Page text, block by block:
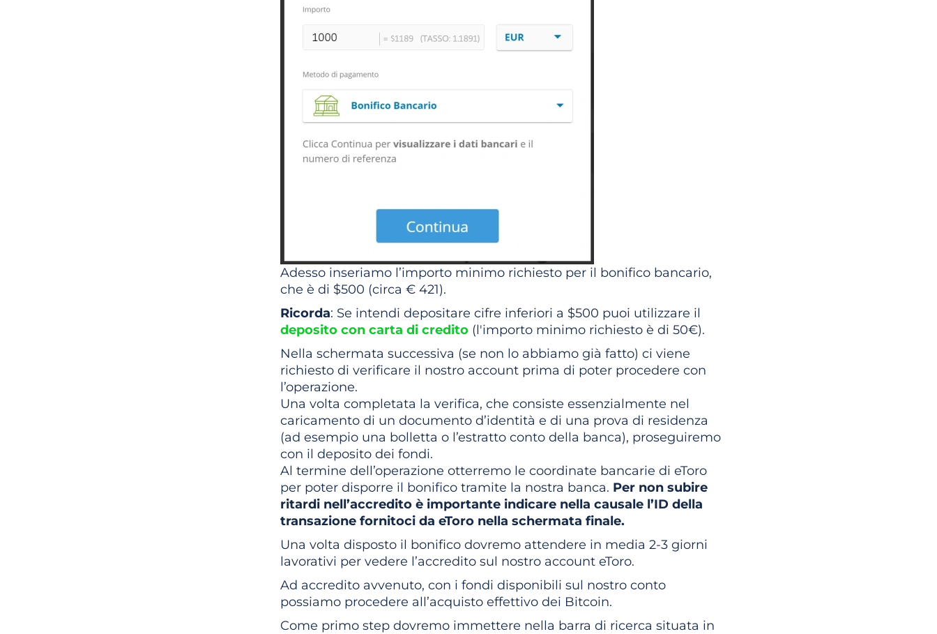
Adesso inseriamo l’importo minimo richiesto per il bonifico bancario,
che è di $500 (circa € 421).
Ricorda: Se intendi depositare cifre inferiori a $500 puoi utilizzare il
deposito con carta di credito (l'importo minimo richiesto è di 50€).
Nella schermata successiva (se non lo abbiamo già fatto) ci viene
richiesto di verificare il nostro account prima di poter procedere con
l’operazione.
Una volta completata la verifica, che consiste essenzialmente nel
caricamento di un documento d’identità e di una prova di residenza
(ad esempio una bolletta o l’estratto conto della banca), proseguiremo
con il deposito dei fondi.
Al termine dell’operazione otterremo le coordinate bancarie di eToro
per poter disporre il bonifico tramite la nostra banca. Per non subire
ritardi nell’accredito è importante indicare nella causale l’ID della
transazione fornitoci da eToro nella schermata finale.
Una volta disposto il bonifico dovremo attendere in media 2-3 giorni
lavorativi per vedere l’accredito sul nostro account eToro.
Ad accredito avvenuto, con i fondi disponibili sul nostro conto
possiamo procedere all’acquisto effettivo dei Bitcoin.
Come primo step dovremo immettere nella barra di ricerca situata in